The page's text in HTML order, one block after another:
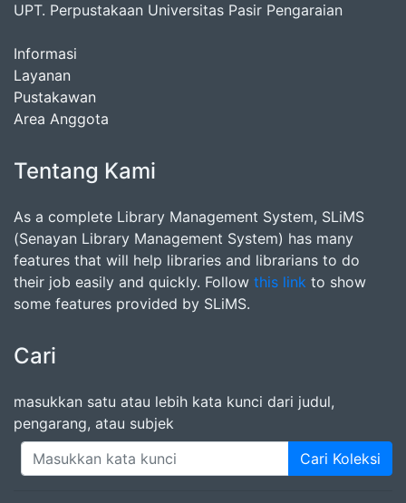
UPT. Perpustakaan Universitas Pasir Pengaraian
Informasi
Layanan
Pustakawan
Area Anggota
Tentang Kami
As a complete Library Management System, SLiMS
(Senayan Library Management System) has many
features that will help libraries and librarians to do
their job easily and quickly. Follow this link to show
some features provided by SLiMS.
Cari
masukkan satu atau lebih kata kunci dari judul,
pengarang, atau subjek
Cari Koleksi